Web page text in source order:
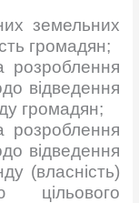
земельних
громадян;
відведення
громадян;
відведення
(власність)
цільового